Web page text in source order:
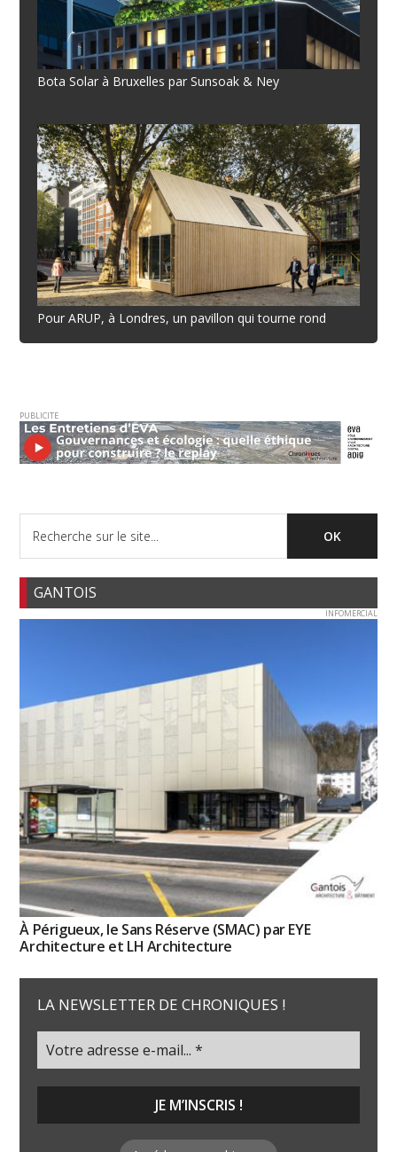
Bota Solar à Bruxelles par Sunsoak & Ney
Pour ARUP, à Londres, un pavillon qui tourne rond
PUBLICITE
GANTOIS
INFOMERCIAL
À Périgueux, le Sans Réserve (SMAC) par EYE
Architecture et LH Architecture
LA NEWSLETTER DE CHRONIQUES !